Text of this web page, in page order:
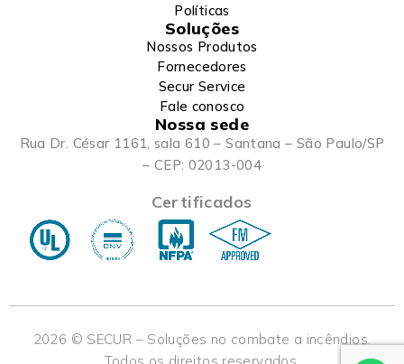
Políticas
Soluções
Nossos Produtos
Fornecedores
Secur Service
Fale conosco
Nossa sede
Rua Dr. César 1161, sala 610 – Santana – São Paulo/SP
– CEP: 02013-004
Certificados
2026 © SECUR – Soluções no combate a incêndios.